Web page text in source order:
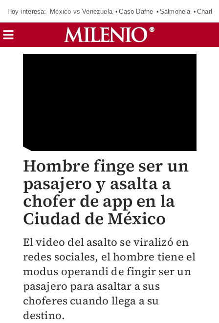
Hoy interesa: México vs Venezuela Caso Dafne Salmonela
Hombre finge ser un
pasajero y asalta a
chofer de app en la
Ciudad de México
El video del asalto se viralizó en
redes sociales, el hombre tiene el
modus operandi de fingir ser un
pasajero para asaltar a sus
choferes cuando llega a su
destino.